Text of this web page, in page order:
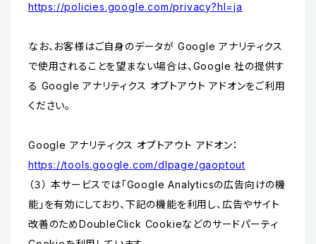
https://policies.google.com/privacy?hl=ja
なお、お客様はご自身のデータが Google アナリティクス
で使用されることを望まない場合は、Google 社の提供す
る Google アナリティクス オプトアウト アドオンをご利用
ください。
Google アナリティクス オプトアウト アドオン：
https://tools.google.com/dlpage/gaoptout
（３） 本サービスでは「Google Analyticsの広告向けの機
能」を有効にしており、下記の機能を利用し、広告やサイト
改善のためDoubleClick Cookieなどのサードパーティ